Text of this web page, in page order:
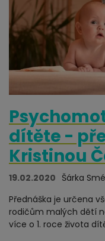
dítěte -
Kristinou
19.02.2020 Šárka
Přednáška je určena
rodičům malých dětí
více o 1. roce života